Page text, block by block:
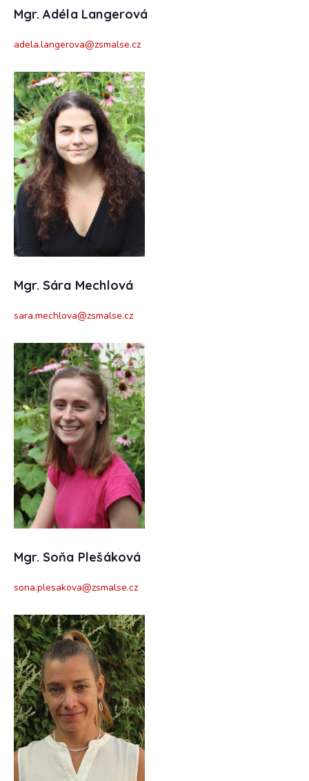
Mgr. Adéla Langerová
adela.langerova@zsmalse.cz
Mgr. Sára Mechlová
sara.mechlova@zsmalse.cz
Mgr. Soňa Plešáková
sona.plesakova@zsmalse.cz